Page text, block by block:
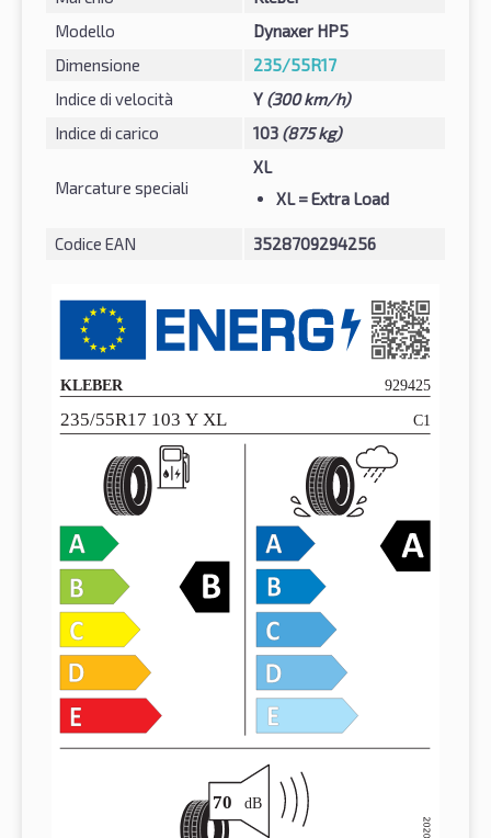
Modello
Dynaxer HP5
Dimensione
235/55R17
Indice di velocità
Y (300 km/h)
Indice di carico
103 (875 kg)
Marcature speciali
XL
XL= Extra Load
Codice EAN 3528709294256